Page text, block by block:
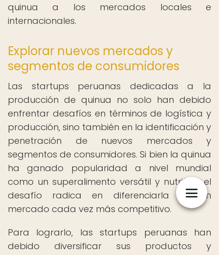
quinua a los mercados locales e
internacionales.
Explorar nuevos mercados y
segmentos de consumidores
Las startups peruanas dedicadas a la
producción de quinua no solo han debido
enfrentar desafíos en términos de logística y
producción, sino también en la identificación y
penetración de nuevos mercados y
segmentos de consumidores. Si bien la quinua
ha ganado popularidad a nivel mundial
como un superalimento versátil y nutritivo, el
desafío radica en diferenciarla en un
mercado cada vez más competitivo.
Para lograrlo, las startups peruanas han
debido diversificar sus productos y